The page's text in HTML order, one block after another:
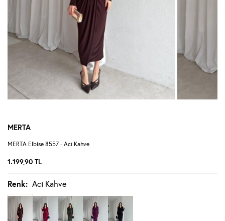
MERTA
MERTA Elbise 8557 - Acı Kahve
1.199,90 TL
Renk: Acı Kahve